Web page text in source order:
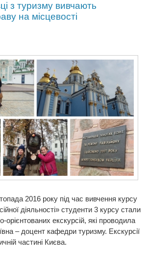
з туризму вивчають
на місцевості
2016 року під час вивчення курсу
діяльності» студенти 3 курсу стали
орієнтованих екскурсій, які проводила
– доцент кафедри туризму. Екскурсії
частині Києва.